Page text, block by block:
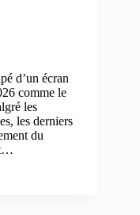
d’un écran
comme le
les
les derniers
du